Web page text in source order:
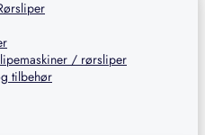
/ rørsliper
tilbehør